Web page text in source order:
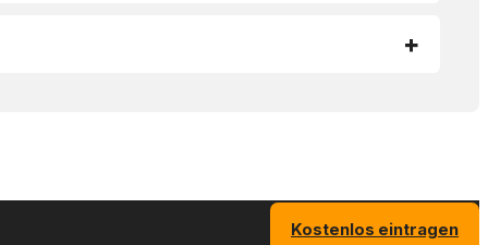
Kostenlos eintragen